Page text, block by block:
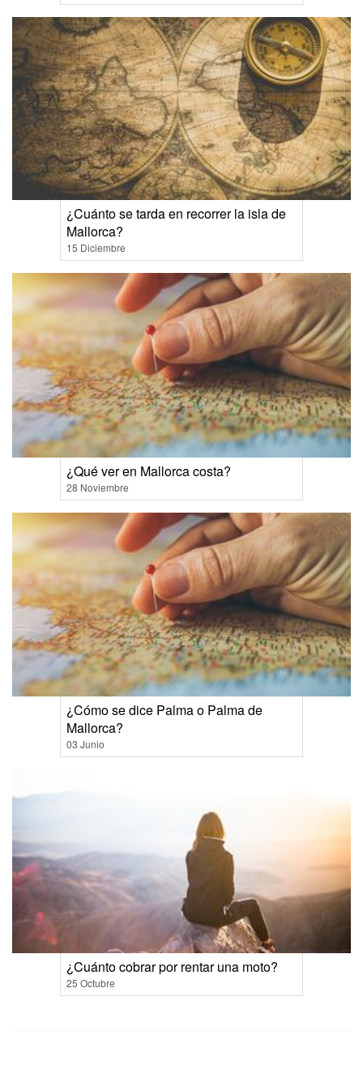
¿Cuánto se tarda en recorrer la isla de
Mallorca?
15 Diciembre
¿Qué ver en Mallorca costa?
28 Noviembre
¿Cómo se dice Palma o Palma de
Mallorca?
03 Junio
¿Cuánto cobrar por rentar una moto?
25 Octubre